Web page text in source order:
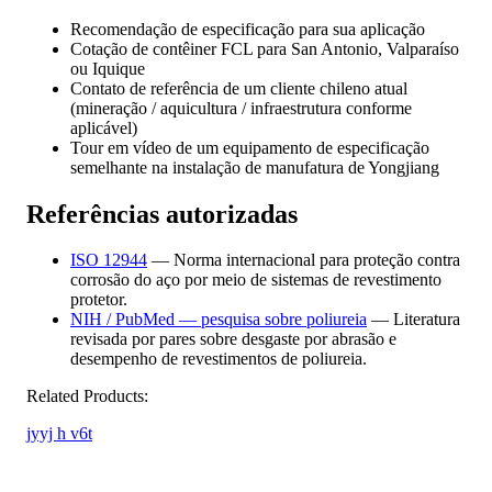
Recomendação de especificação para sua aplicação
Cotação de contêiner FCL para San Antonio, Valparaíso
ou Iquique
Contato de referência de um cliente chileno atual
(mineração / aquicultura / infraestrutura conforme
aplicável)
Tour em vídeo de um equipamento de especificação
semelhante na instalação de manufatura de Yongjiang
Referências autorizadas
ISO 12944 — Norma internacional para proteção contra
corrosão do aço por meio de sistemas de revestimento
protetor.
NIH / PubMed — pesquisa sobre poliureia — Literatura
revisada por pares sobre desgaste por abrasão e
desempenho de revestimentos de poliureia.
Related Products:
jyyj h v6t